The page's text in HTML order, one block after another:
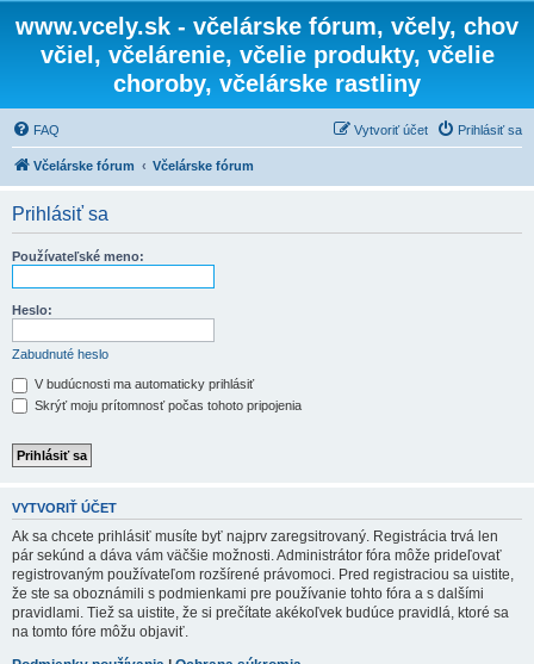
www.vcely.sk - včelárske fórum, včely, chov
včiel, včelárenie, včelie produkty, včelie
choroby, včelárske rastliny
FAQ Prihlásiť sa
Vytvoriť účet
Včelárske fórum Včelárske fórum
Prihlásiť sa
Používateľské meno:
Heslo:
Zabudnuté heslo
V budúcnosti ma automaticky prihlásiť
Skrýť moju prítomnosť počas tohoto pripojenia
VYTVORIŤ ÚČET
Ak sa chcete prihlásiť musíte byť najprv zaregsitrovaný. Registrácia trvá len
pár sekúnd a dáva vám väčšie možnosti. Administrátor fóra môže prideľovať
registrovaným používateľom rozšírené právomoci. Pred registraciou sa uistite,
že ste sa oboznámili s podmienkami pre používanie tohto fóra a s dalšími
pravidlami. Tiež sa uistite, že si prečítate akékoľvek budúce pravidlá, ktoré sa
na tomto fóre môžu objaviť.